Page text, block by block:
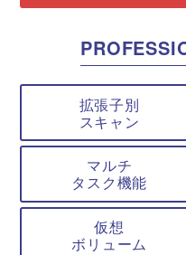
拡張子別
スキャン
マルチ
タスク機能
仮想
ボリューム